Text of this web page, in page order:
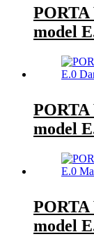
model
model
model